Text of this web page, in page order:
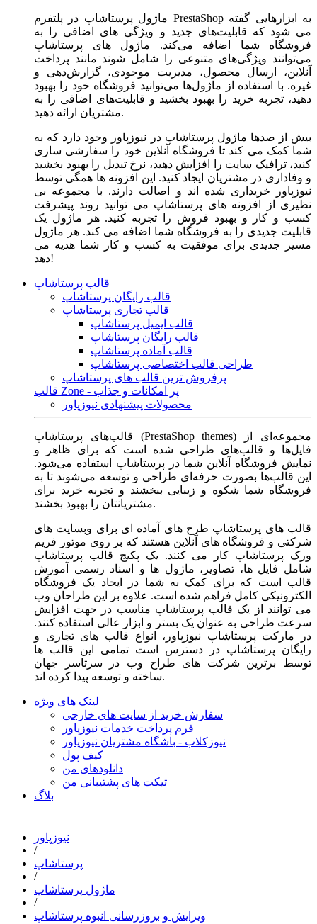
ماژول‌ پرستاشاپ در پلتفرم PrestaShop به ابزارهایی گفته
می شود که قابلیت‌های جدید و ویژگی های اضافی را به
فروشگاه شما اضافه می‌کند. ماژول های پرستاشاپ
می‌توانند ویژگی‌های متنوعی را شامل شوند مانند پرداخت
آنلاین، ارسال محصول، مدیریت موجودی، گزارش‌دهی و
غیره. با استفاده از ماژول‌ها می‌توانید فروشگاه خود را بهبود
دهید، تجربه خرید را بهبود بخشید و قابلیت‌های اضافی را به
مشتریان ارائه دهید.
بیش از صدها ماژول پرستاشاپ در نیوزپاور وجود دارد که به
شما کمک می کند تا فروشگاه آنلاین خود را سفارشی سازی
کنید، ترافیک سایت را افزایش دهید، نرخ تبدیل را بهبود بخشید
و وفاداری در مشتریان ایجاد کنید. این افزونه ها همگی توسط
نیوزپاور خریداری شده اند و اصالت دارند. با مجموعه بی
نظیری از افزونه های پرستاشاپ می توانید روند پیشرفت
کسب و کار و بهبود فروش را تجربه کنید. هر ماژول یک
قابلیت جدیدی را به فروشگاه شما اضافه می کند. هر ماژول
مسیر جدیدی برای موفقیت به کسب و کار شما هدیه می
دهد!
قالب پرستاشاپ
قالب رایگان پرستاشاپ
قالب تجاری پرستاشاپ
قالب ایمیل پرستاشاپ
قالب رایگان پرستاشاپ
قالب آماده پرستاشاپ
طراحی قالب اختصاصی پرستاشاپ
پرفروش ترین قالب های پرستاشاپ
قالب Zone - پر امکانات و جذاب
محصولات پیشنهادی نیوزپاور
قالب‌های پرستاشاپ (PrestaShop themes) مجموعه‌ای از
فایل‌ها و قالب‌های طراحی شده است که برای ظاهر و
نمایش فروشگاه آنلاین شما در پرستاشاپ استفاده می‌شود.
این قالب‌ها بصورت حرفه‌ای طراحی و توسعه می‌شوند تا به
فروشگاه شما شکوه و زیبایی ببخشند و تجربه خرید برای
مشتریانتان را بهبود بخشند.
قالب های پرستاشاپ طرح های آماده ای برای وبسایت های
شرکتی و فروشگاه های آنلاین هستند که بر روی موتور فریم
ورک پرستاشاپ کار می کنند. یک پکیج قالب پرستاشاپ
شامل فایل ها، تصاویر، ماژول ها و اسناد رسمی آموزش
قالب است که برای کمک به شما در ایجاد یک فروشگاه
الکترونیکی کامل فراهم شده است. علاوه بر این طراحان وب
می توانند از یک قالب پرستاشاپ مناسب در جهت افزایش
سرعت طراحی به عنوان یک بستر و ابزار عالی استفاده کنند.
در مارکت پرستاشاپ نیوزپاور، انواع قالب های تجاری و
رایگان پرستاشاپ در دسترس است تمامی این قالب ها
توسط برترین شرکت های طراح وب در سرتاسر جهان
ساخته و توسعه پیدا کرده اند.
لینک های ویژه
سفارش خرید از سایت های خارجی
فرم پرداخت خدمات نیوزپاور
نیوزکلاب - باشگاه مشتریان نیوزپاور
کیف پول
دانلودهای من
تیکت های پشتیبانی من
بلاگ
نیوزپاور
/
پرستاشاپ
/
ماژول پرستاشاپ
/
ویرایش و بروزرسانی انبوه پرستاشاپ